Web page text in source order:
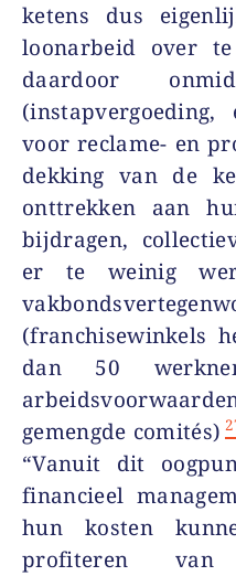
ketens dus
loonarbeid over
daardoor
(instapvergoeding,
voor reclame- en
dekking van de
onttrekken aan
bijdragen,
er te weinig
(franchisewinkels
dan 50
gemengde comités)
“Vanuit dit
financieel
hun kosten
profiteren